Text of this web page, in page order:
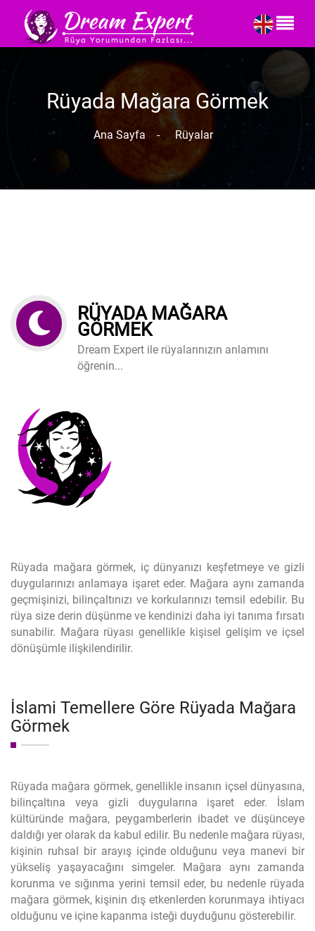
Rüyada Mağara Görmek
Ana Sayfa - Rüyalar
RÜYADA MAĞARA
GÖRMEK
Dream Expert ile rüyalarınızın anlamını
öğrenin...
Rüyada mağara görmek, iç dünyanızı keşfetmeye ve gizli
duygularınızı anlamaya işaret eder. Mağara aynı zamanda
geçmişinizi, bilinçaltınızı ve korkularınızı temsil edebilir. Bu
rüya size derin düşünme ve kendinizi daha iyi tanıma fırsatı
sunabilir. Mağara rüyası genellikle kişisel gelişim ve içsel
dönüşümle ilişkilendirilir.
İslami Temellere Göre Rüyada Mağara
Görmek
Rüyada mağara görmek, genellikle insanın içsel dünyasına,
bilinçaltına veya gizli duygularına işaret eder. İslam
kültüründe mağara, peygamberlerin ibadet ve düşünceye
daldığı yer olarak da kabul edilir. Bu nedenle mağara rüyası,
kişinin ruhsal bir arayış içinde olduğunu veya manevi bir
yükseliş yaşayacağını simgeler. Mağara aynı zamanda
korunma ve sığınma yerini temsil eder, bu nedenle rüyada
mağara görmek, kişinin dış etkenlerden korunmaya ihtiyacı
olduğunu ve içine kapanma isteği duyduğunu gösterebilir.